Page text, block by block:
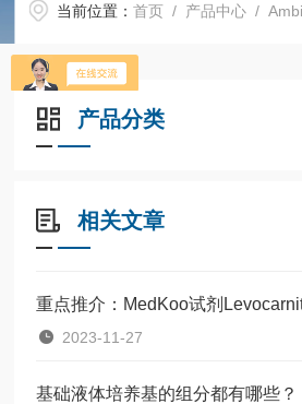
当前位置：首页 / 产品中心 /
产品分类
相关文章
2023-11-27
基础液体培养基的组分都有哪些？